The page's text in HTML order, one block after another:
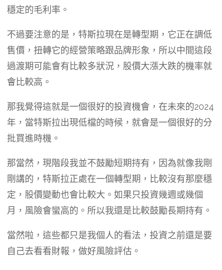
穩定的毛利率。
不過要注意的是，特斯拉現在是轉型期，它正在調低
售價，扭轉它的經營策略跟品牌形象，所以中間這段
過渡期可能會有比較多狀況，股價大漲大跌的機率就
會比較高。
那我覺得這就是一個很好的投資機會，在未來的2024
年，當特斯拉出現低檔的時候，就會是一個很好的分
批買進時機。
那當然，現階段我並不鼓勵短期持有，因為就像我剛
剛講的，特斯拉正處在一個轉型期，比較沒有那麼穩
定，股價變動也會比較大。如果只投資幾週或幾個
月，風險會蠻高的。所以我還是比較鼓勵長期持有。
當然啦，這些都只是我個人的看法，投資之前還是要
自己去看看財報，做好風險評估。